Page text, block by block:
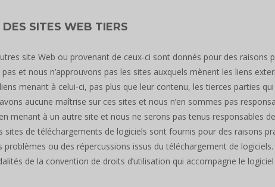
DES SITES WEB TIERS
site Web ou provenant de ceux-ci sont donnés pour des
pas et nous n’approuvons pas les sites auxquels mènent les liens
menant à celui-ci, pas plus que leur contenu, les tierces parties
aucune maîtrise sur ces sites et nous n’en sommes pas
menant à un autre site et nous ne serons pas tenus responsables
sites de téléchargements de logiciels sont fournis pour des raisons
problèmes ou des répercussions issus du téléchargement de
de la convention de droits d’utilisation qui accompagne le